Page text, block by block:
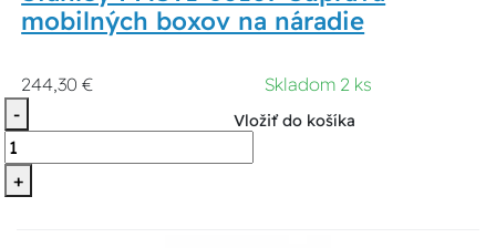
mobilných boxov na náradie
244,30 €
Skladom 2 ks
-
+
Vložiť do košíka